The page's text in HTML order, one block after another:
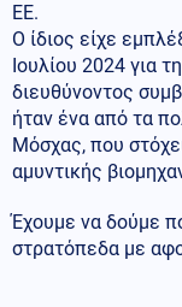
ΕΕ.
Ο ίδιος είχε
Ιουλίου 2024 για
διευθύνοντος
ήταν ένα από τα
Μόσχας, που
αμυντικής
Έχουμε να δούμε
στρατόπεδα με